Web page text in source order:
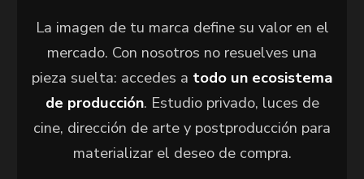
La imagen de tu marca define su valor en el
mercado. Con nosotros no resuelves una
pieza suelta: accedes a todo un ecosistema
de producción. Estudio privado, luces de
cine, dirección de arte y postproducción para
materializar el deseo de compra.